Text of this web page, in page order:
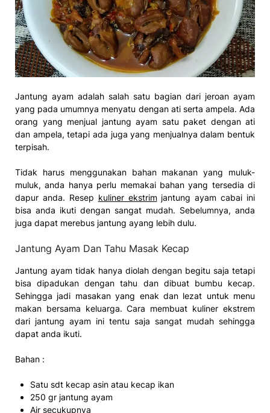
Jantung ayam adalah salah satu bagian dari jeroan ayam
yang pada umumnya menyatu dengan ati serta ampela. Ada
orang yang menjual jantung ayam satu paket dengan ati
dan ampela, tetapi ada juga yang menjualnya dalam bentuk
terpisah.
Tidak harus menggunakan bahan makanan yang muluk-
muluk, anda hanya perlu memakai bahan yang tersedia di
dapur anda. Resep kuliner ekstrimjantung ayam cabai ini
bisa anda ikuti dengan sangat mudah. Sebelumnya, anda
juga dapat merebus jantung ayang lebih dulu.
Jantung Ayam Dan Tahu Masak Kecap
Jantung ayam tidak hanya diolah dengan begitu saja tetapi
bisa dipadukan dengan tahu dan dibuat bumbu kecap.
Sehingga jadi masakan yang enak dan lezat untuk menu
makan bersama keluarga. Cara membuat kuliner ekstrem
dari jantung ayam ini tentu saja sangat mudah sehingga
dapat anda ikuti.
Bahan :
Satu sdt kecap asin atau kecap ikan
250 gr jantung ayam
Air secukupnya